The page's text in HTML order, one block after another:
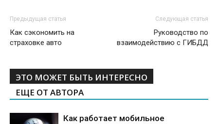
Предыдущая статья
Как сэкономить на
страховке авто
Следующая статья
Руководство по
взаимодействию с ГИБДД
ЭТО МОЖЕТ БЫТЬ ИНТЕРЕСНО
ЕЩЕ ОТ АВТОРА
Как работает мобильное